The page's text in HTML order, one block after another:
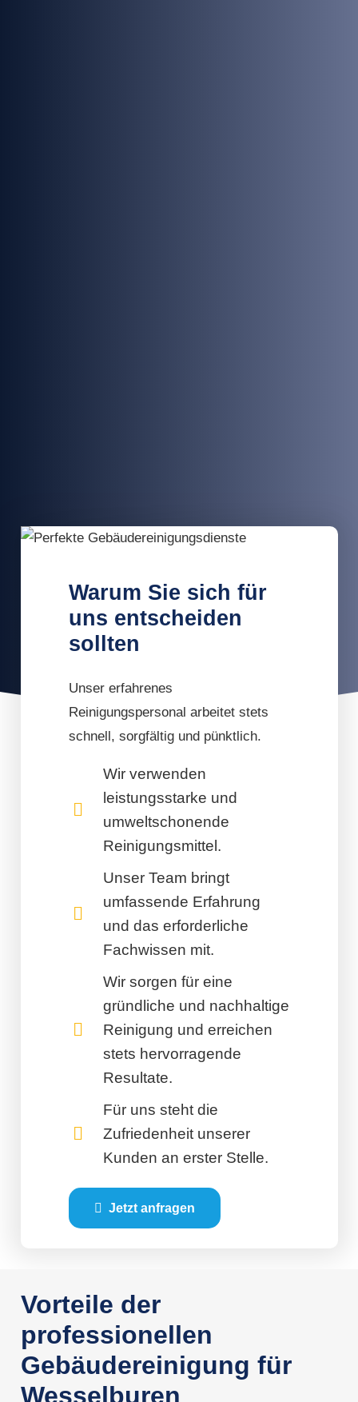
Warum Sie sich für
uns entscheiden
sollten
Unser erfahrenes
Reinigungspersonal arbeitet stets
schnell, sorgfältig und pünktlich.
Wir verwenden
leistungsstarke und
umweltschonende
Reinigungsmittel.
Unser Team bringt
umfassende Erfahrung
und das erforderliche
Fachwissen mit.
Wir sorgen für eine
gründliche und nachhaltige
Reinigung und erreichen
stets hervorragende
Resultate.
Für uns steht die
Zufriedenheit unserer
Kunden an erster Stelle.
Jetzt anfragen
Vorteile der
professionellen
Gebäudereinigung für
Wesselburen